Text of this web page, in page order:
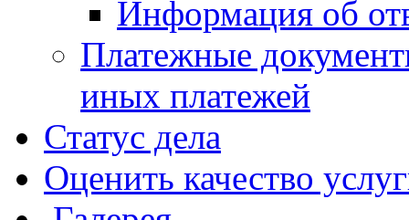
Информация об
Платежные
иных платежей
Статус дела
Оценить качество